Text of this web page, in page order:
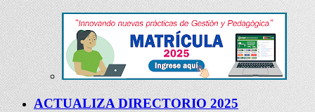
ACTUALIZA DIRECTORIO 2025